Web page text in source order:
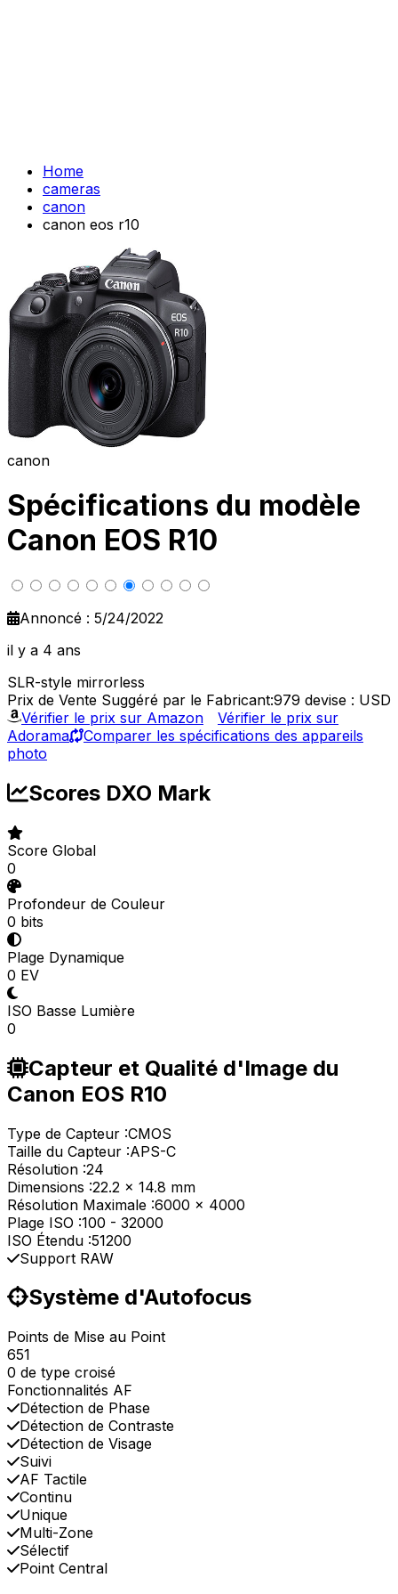
Home
cameras
canon
canon eos r10
canon
Spécifications du modèle
Canon EOS R10
Annoncé : 5/24/2022
il y a 4 ans
SLR-style mirrorless
Prix de Vente Suggéré par le Fabricant:979 devise : USD
Vérifier le prix sur Amazon
Vérifier le prix sur
Adorama
Comparer les spécifications des appareils
photo
Scores DXO Mark
Score Global
0
Profondeur de Couleur
0 bits
Plage Dynamique
0 EV
ISO Basse Lumière
0
Capteur et Qualité d'Image du
Canon EOS R10
Type de Capteur :CMOS
Taille du Capteur :APS-C
Résolution :24
Dimensions :22.2 x 14.8 mm
Résolution Maximale :6000 x 4000
Plage ISO :100 - 32000
ISO Étendu :51200
Support RAW
Système d'Autofocus
Points de Mise au Point
651
0 de type croisé
Fonctionnalités AF
Détection de Phase
Détection de Contraste
Détection de Visage
Suivi
AF Tactile
Continu
Unique
Multi-Zone
Sélectif
Point Central